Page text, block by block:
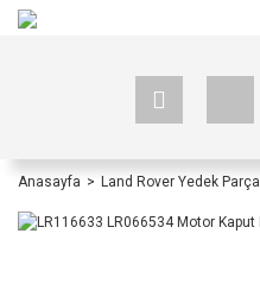
Anasayfa Land Rover Yedek Parça